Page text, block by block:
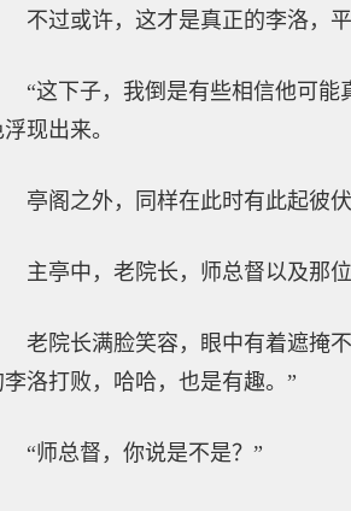
不过或许，这才是真正的李洛，
“这下子，我倒是有些相信他可
现出来。
亭阁之外，同样在此时有此起彼
主亭中，老院长，师总督以及那
老院长满脸笑容，眼中有着遮掩
李洛打败，哈哈，也是有趣。”
“师总督，你说是不是？”